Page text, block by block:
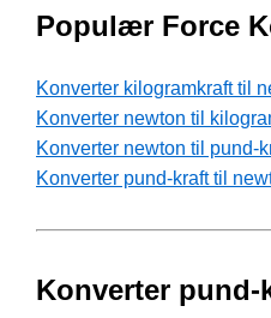
Populær Force
Konverter kilogramkraft til
Konverter newton til
Konverter newton til pund-
Konverter pund-kraft til
Konverter pund-